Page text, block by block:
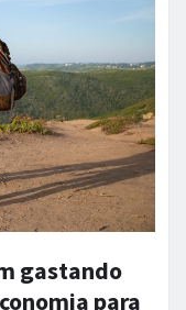
gastando
para